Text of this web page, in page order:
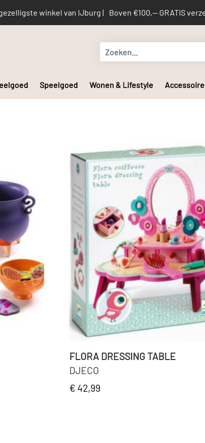
winkel van IJburg | Boven €100,-- GRATIS
Speelgoed Wonen & Lifestyle
FLORA DRESSING TABLE
DJECO
€ 42,99